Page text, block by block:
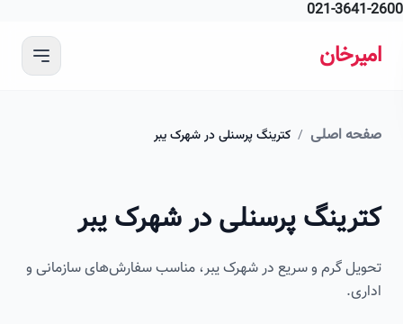
021-
اصلی / کترینگ پرسنلی در شهرک یبر
پرسنلی در شهرک یبر
گرم و سریع در شهرک یبر، مناسب سفارش‌های سازمانی و
تصویر این صفحه به زودی اضافه می‌شود